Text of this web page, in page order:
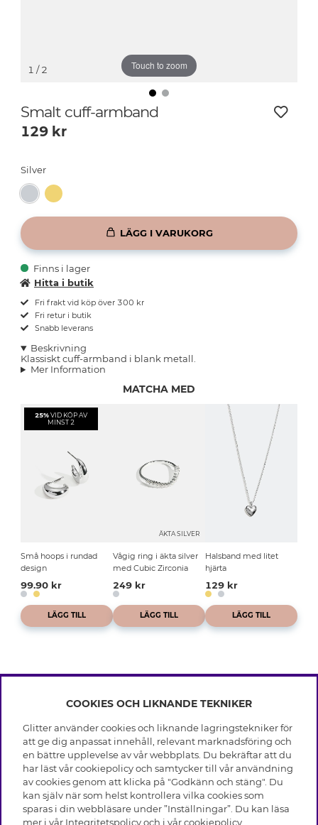
Touch to zoom
1 / 2
Smalt cuff-armband
129 kr
Silver
LÄGG I VARUKORG
Finns i lager
Hitta i butik
Fri frakt vid köp över 300 kr
Fri retur i butik
Snabb leverans
Beskrivning
Klassiskt cuff-armband i blank metall.
Mer Information
MATCHA MED
25% VID KÖP AV
MINST 2
Små hoops i rundad
design
99.90 kr
LÄGG TILL
ÄKTA SILVER
Vågig ring i äkta silver
med Cubic Zirconia
249 kr
LÄGG TILL
Halsband med litet
hjärta
129 kr
LÄGG TILL
INFO
Leverans
Villkor
Integritetspolicy
Cookies
Medlemsvillkor
Jobba hos Glitter
OM GLITTER
Black Friday
Våra butiker
Varumärken
Företagshistoria
HJÄLP
Vanliga frågor
COOKIES OCH LIKNANDE TEKNIKER
Glitter använder cookies och liknande lagringstekniker för
att ge dig anpassat innehåll, relevant marknadsföring och
en bättre upplevelse av vår webbplats. Du bekräftar att du
har läst vår cookiepolicy och samtycker till vår användning
av cookies genom att klicka på "Godkänn och stäng". Du
kan själv när som helst kontrollera vilka cookies som
sparas i din webbläsare under ”Inställningar”. Du kan läsa
mer i vår Integritetspolicyoch i vårcookiepolicy